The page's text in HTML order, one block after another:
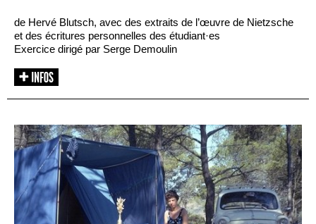
de Hervé Blutsch, avec des extraits de l’œuvre de Nietzsche
et des écritures personnelles des étudiant·es
Exercice dirigé par Serge Demoulin